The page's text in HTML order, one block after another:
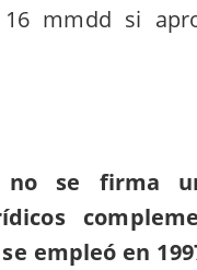
16 mmdd si
se firma
empleó en